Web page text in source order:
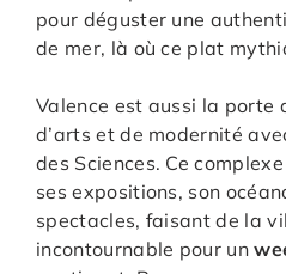
pour déguster une
de mer, là où ce plat
Valence est aussi la porte
d’arts et de modernité
des Sciences. Ce
ses expositions, son
spectacles, faisant de la
incontournable pour un